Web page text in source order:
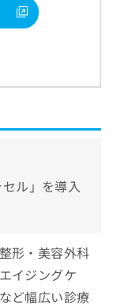
ル」を導入
形・美容外科
イジングケ
ど幅広い診療